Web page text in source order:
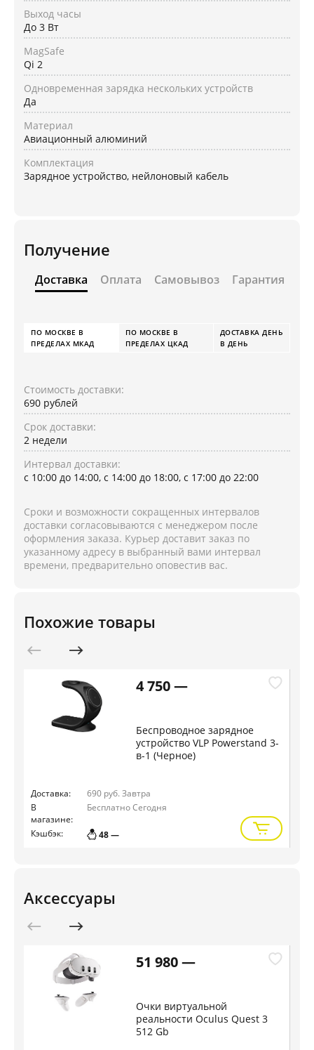
Выход часы
До 3 Вт
MagSafe
Qi 2
Одновременная зарядка нескольких устройств
Да
Материал
Авиационный алюминий
Комплектация
Зарядное устройство, нейлоновый кабель
Получение
Доставка Оплата Самовывоз Гарантия
ПО МОСКВЕ В
ПРЕДЕЛАХ МКАД
ПО МОСКВЕ В
ПРЕДЕЛАХ ЦКАД
ДОСТАВКА ДЕНЬ
В ДЕНЬ
Стоимость доставки:
690 рублей
Срок доставки:
2 недели
Интервал доставки:
с 10:00 до 14:00, с 14:00 до 18:00, с 17:00 до 22:00
Сроки и возможности сокращенных интервалов
доставки согласовываются с менеджером после
оформления заказа. Курьер доставит заказ по
указанному адресу в выбранный вами интервал
времени, предварительно оповестив вас.
Похожие товары
4 750 —
Беспроводное зарядное
устройство VLP Powerstand 3-
в-1 (Черное)
Доставка: 690 руб. Завтра
В
магазине:
БесплатноСегодня
Кэшбэк: 48 —
Аксессуары
51 980 —
Очки виртуальной
реальности Oculus Quest 3
512 Gb